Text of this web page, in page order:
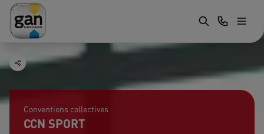
Conventions collectives
CCN SPORT